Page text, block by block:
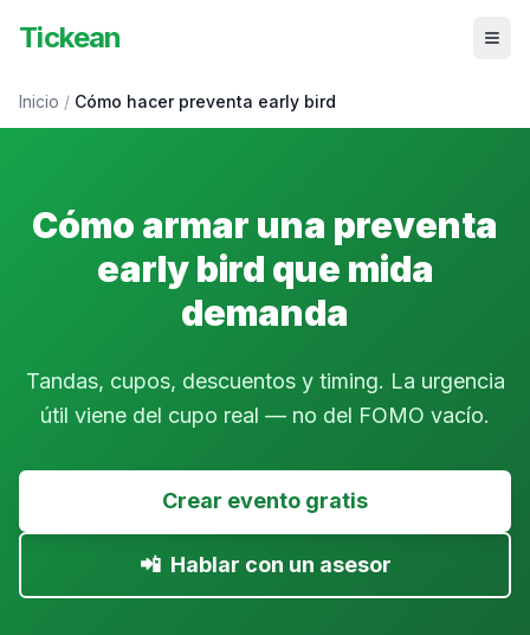
Tickean
Inicio / Cómo hacer preventa early bird
Cómo armar una preventa
early bird que mida
demanda
Tandas, cupos, descuentos y timing. La urgencia
útil viene del cupo real — no del FOMO vacío.
Crear evento gratis
📲 Hablar con un asesor